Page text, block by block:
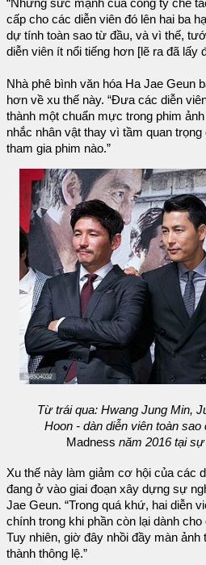
“Nhưng sức mạnh của công ty chế
cấp cho các diễn viên đó lên hai ba
dự tính toàn sao từ đầu, và vì thế,
diễn viên ít nổi tiếng hơn [lẽ ra đã lấy
Nhà phê bình văn hóa Ha Jae Geun
hơn về xu thế này. “Đưa các diễn
thành một chuẩn mực trong phim
nhắc nhân vật thay vì tầm quan
tham gia phim nào.”
Từ trái qua: Hwang Jung Min,
Hoon - dàn diễn viên toàn sao
Madness năm 2016 tại
Xu thế này làm giảm cơ hội của các
đang ở vào giai đoạn xây dựng sự
Jae Geun. “Trong quá khứ, hai diễn
chính trong khi phần còn lại dành
Tuy nhiên, giờ đây nhồi đầy màn ảnh
thành thông lệ.”